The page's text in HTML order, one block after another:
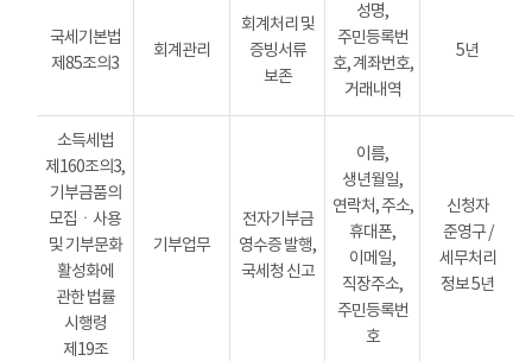
국세기본법
제85조의3
회계관리
회계처리 및
증빙서류
보존
성명,
주민등록번
호, 계좌번호,
거래내역
5년
소득세법
제160조의3,
기부금품의
모집ㆍ사용
및 기부문화
활성화에
관한 법률
시행령
제19조
기부업무
전자기부금
영수증 발행,
국세청 신고
이름,
생년월일,
연락처, 주소,
휴대폰,
이메일,
직장주소,
주민등록번
호
신청자
준영구 /
세무처리
정보 5년